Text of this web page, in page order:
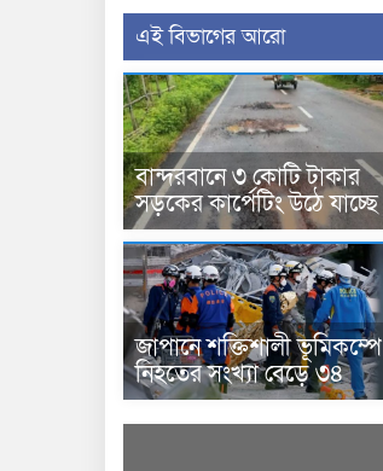
এই বিভাগের আরো
বান্দরবানে ৩ কোটি টাকার
সড়কের কার্পেটিং উঠে যাচ্ছে
জাপানে শক্তিশালী ভূমিকম্পে
নিহতের সংখ্যা বেড়ে ৩৪